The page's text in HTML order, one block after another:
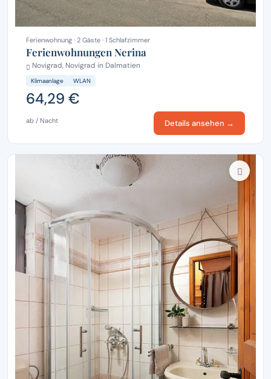
Ferienwohnung · 2 Gäste · 1 Schlafzimmer
Ferienwohnungen Nerina
Novigrad, Novigrad in Dalmatien
Klimaanlage WLAN
64,29 €
ab / Nacht Details ansehen →